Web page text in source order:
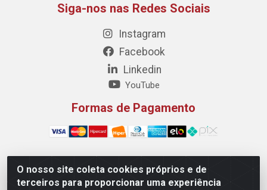
O nosso site coleta cookies próprios e de
terceiros para proporcionar uma experiência
Siga-nos nas Redes Sociais
Instagram
Facebook
Linkedin
YouTube
Formas de Pagamento
Maquisul Comercial LTDA - Av. Dorgival Pinheiro de